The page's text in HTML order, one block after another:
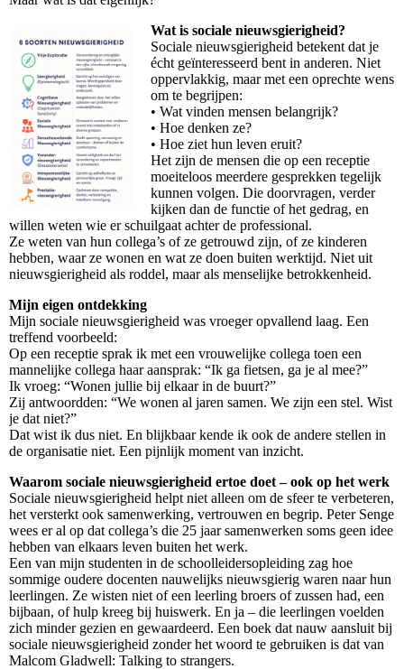
Wat is sociale nieuwsgierigheid?
Sociale nieuwsgierigheid betekent dat je
écht geïnteresseerd bent in anderen. Niet
oppervlakkig, maar met een oprechte wens
om te begrijpen:
• Wat vinden mensen belangrijk?
• Hoe denken ze?
• Hoe ziet hun leven eruit?
Het zijn de mensen die op een receptie
moeiteloos meerdere gesprekken tegelijk
kunnen volgen. Die doorvragen, verder
kijken dan de functie of het gedrag, en
willen weten wie er schuilgaat achter de professional.
Ze weten van hun collega’s of ze getrouwd zijn, of ze kinderen
hebben, waar ze wonen en wat ze doen buiten werktijd. Niet uit
nieuwsgierigheid als roddel, maar als menselijke betrokkenheid.
Mijn eigen ontdekking
Mijn sociale nieuwsgierigheid was vroeger opvallend laag. Een
treffend voorbeeld:
Op een receptie sprak ik met een vrouwelijke collega toen een
mannelijke collega haar aansprak: “Ik ga fietsen, ga je al mee?”
Ik vroeg: “Wonen jullie bij elkaar in de buurt?”
Zij antwoordden: “We wonen al jaren samen. We zijn een stel. Wist
je dat niet?”
Dat wist ik dus niet. En blijkbaar kende ik ook de andere stellen in
de organisatie niet. Een pijnlijk moment van inzicht.
Waarom sociale nieuwsgierigheid ertoe doet – ook op het werk
Sociale nieuwsgierigheid helpt niet alleen om de sfeer te verbeteren,
het versterkt ook samenwerking, vertrouwen en begrip. Peter Senge
wees er al op dat collega’s die 25 jaar samenwerken soms geen idee
hebben van elkaars leven buiten het werk.
Een van mijn studenten in de schoolleidersopleiding zag hoe
sommige oudere docenten nauwelijks nieuwsgierig waren naar hun
leerlingen. Ze wisten niet of een leerling broers of zussen had, een
bijbaan, of hulp kreeg bij huiswerk. En ja – die leerlingen voelden
zich minder gezien en gewaardeerd. Een boek dat nauw aansluit bij
sociale nieuwsgierigheid zonder het woord te gebruiken is dat van
Malcom Gladwell: Talking to strangers.